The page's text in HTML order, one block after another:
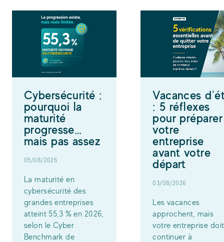
Cybersécurité :
pourquoi la
maturité
progresse…
mais pas assez
05/08/2026
La maturité en
cybersécurité des
grandes entreprises
atteint 55,3 % en 2026,
selon le Cyber
Benchmark de
Vacances
: 5 réflexes
pour préparer
votre
entreprise
avant votre
départ
03/08/2026
Les vacances
approchent, mais
votre entreprise doit
continuer à